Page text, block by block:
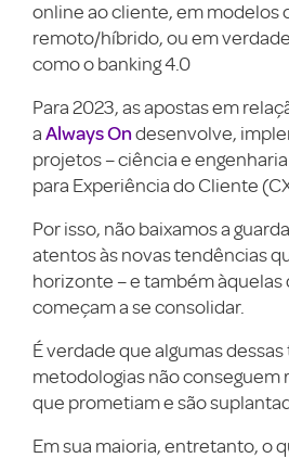
online ao cliente, em modelos
remoto/híbrido, ou em
como o banking 4.0
Para 2023, as apostas em
a Always Ondesenvolve,
projetos – ciência e
para Experiência do Cliente
Por isso, não baixamos a
atentos às novas tendências
horizonte – e também àquelas
começam a se consolidar.
É verdade que algumas
metodologias não conseguem
que prometiam e são
Em sua maioria, entretanto, o